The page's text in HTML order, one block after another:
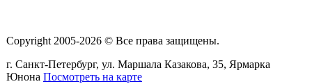
Copyright 2005-2026 © Все права защищены.
г. Санкт-Петербург, ул. Маршала Казакова, 35, Ярмарка
Юнона Посмотреть на карте